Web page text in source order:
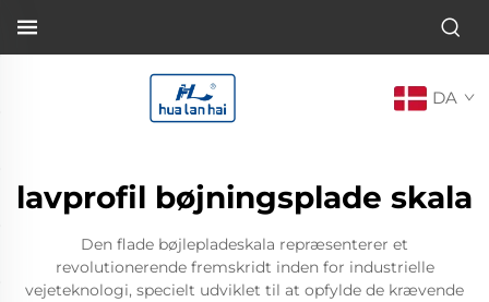
DA
lavprofil bøjningsplade skala
Den flade bøjlepladeskala repræsenterer et
revolutionerende fremskridt inden for industrielle
vejeteknologi, specielt udviklet til at opfylde de krævende